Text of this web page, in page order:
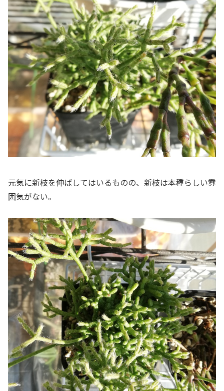
元気に新枝を伸ばしてはいるものの、新枝は本種らしい雰
囲気がない。